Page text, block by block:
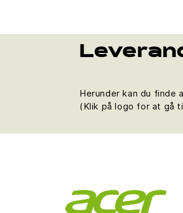
Herunder kan du finde
(Klik på logo for at gå